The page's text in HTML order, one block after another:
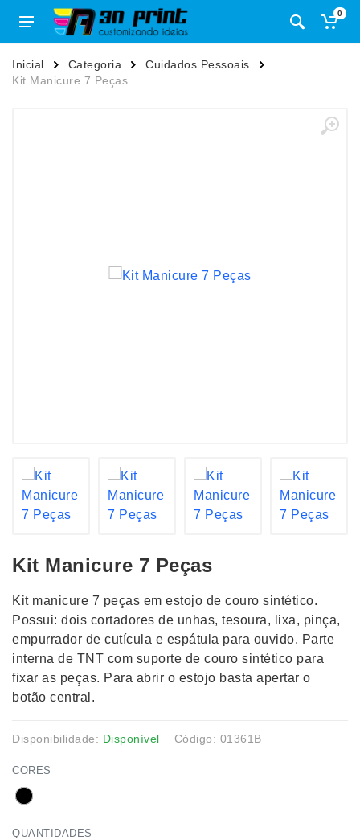
0
Inicial Categoria
Cuidados Pessoais
Kit Manicure 7 Peças
Kit Manicure 7 Peças
Kit manicure 7 peças em estojo de couro sintético.
Possui: dois cortadores de unhas, tesoura, lixa, pinça,
empurrador de cutícula e espátula para ouvido. Parte
interna de TNT com suporte de couro sintético para
fixar as peças. Para abrir o estojo basta apertar o
botão central.
Disponibilidade: Disponível Código: 01361B
CORES
QUANTIDADES